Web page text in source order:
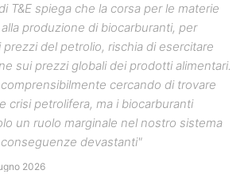
T&E spiega che la corsa per le materie
produzione di biocarburanti, per
del petrolio, rischia di esercitare
sui prezzi globali dei prodotti alimentari.
cercando di trovare
crisi petrolifera, ma i biocarburanti
un ruolo marginale nel nostro sistema
devastanti"
2026